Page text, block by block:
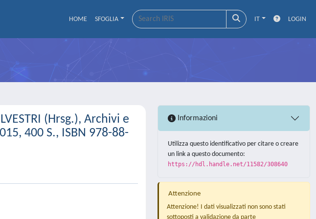
HOME SFOGLIA IT LOGIN
(Hrsg.), Archivi e
400 S., ISBN 978-88-
Informazioni
Utilizza questo identificativo per citare o creare
un link a questo documento:
https://hdl.handle.net/11582/308640
Attenzione
Attenzione! I dati visualizzati non sono stati
sottoposti a validazione da parte